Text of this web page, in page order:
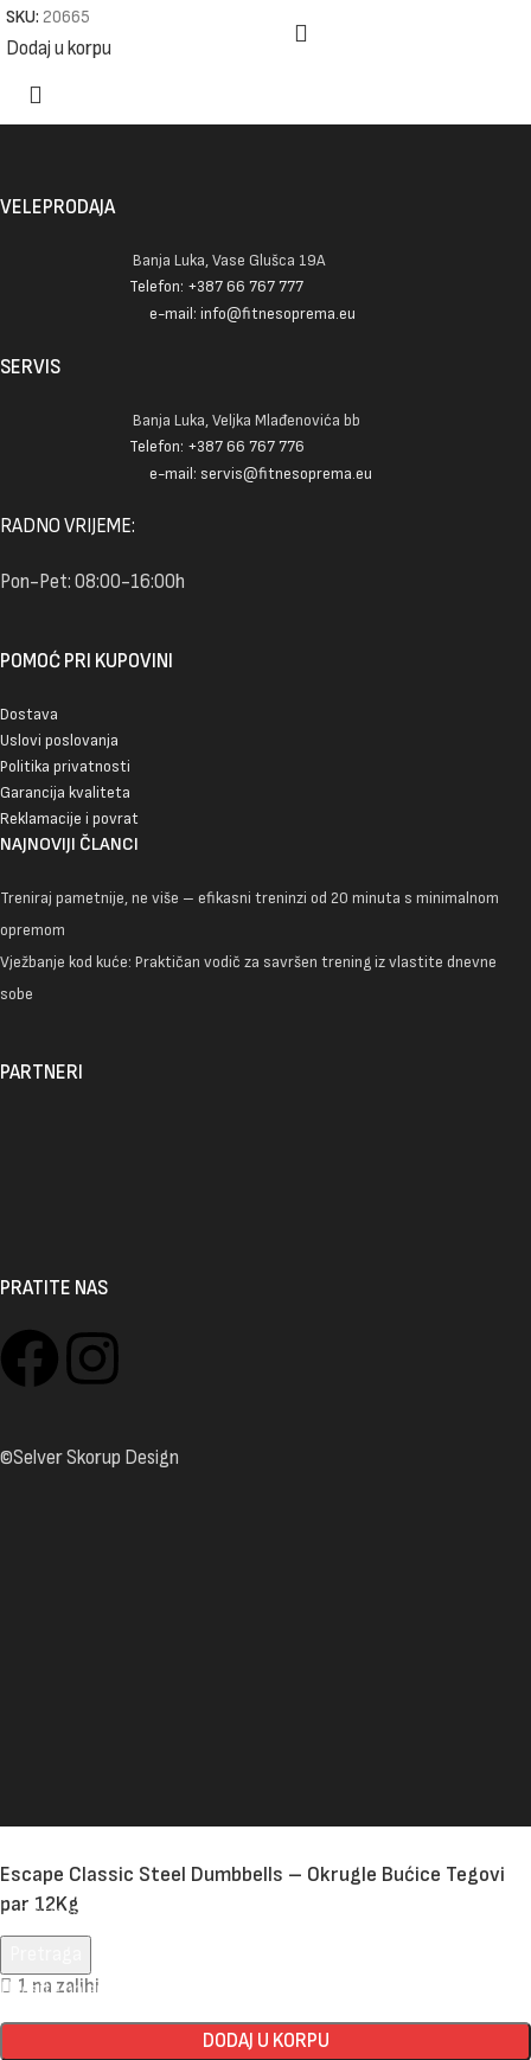
SKU: 20665
Dodaj u korpu
VELEPRODAJA
Banja Luka, Vase Glušca 19A
Telefon: +387 66 767 777
e-mail: info@fitnesoprema.eu
SERVIS
Banja Luka, Veljka Mlađenovića bb
Telefon: +387 66 767 776
e-mail: servis@fitnesoprema.eu
RADNO VRIJEME:
Pon-Pet: 08:00-16:00h
POMOĆ PRI KUPOVINI
Dostava
Uslovi poslovanja
Politika privatnosti
Garancija kvaliteta
Reklamacije i povrat
NAJNOVIJI ČLANCI
Treniraj pametnije, ne više – efikasni treninzi od 20 minuta s minimalnom
opremom
Vježbanje kod kuće: Praktičan vodič za savršen trening iz vlastite dnevne
sobe
PARTNERI
PRATITE NAS
©Selver Skorup Design
Unesite pojam za pretragu.
Escape Classic Steel Dumbbells – Okrugle Bućice Tegovi
par 12Kg
1 na zalihi
DODAJ U KORPU